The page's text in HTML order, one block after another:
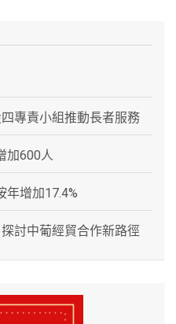
專責小組推動長者服務
加600人
年增加17.4%
討中葡經貿合作新路徑